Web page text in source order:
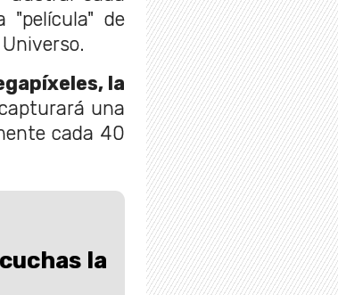
"película" de
la
una
cada 40
la